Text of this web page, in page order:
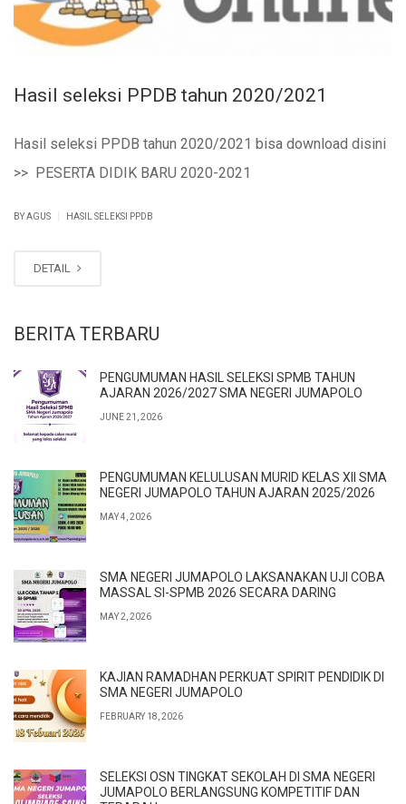
Hasil seleksi PPDB tahun 2020/2021
Hasil seleksi PPDB tahun 2020/2021 bisa download disini
>> PESERTA DIDIK BARU 2020-2021
BY AGUS HASIL SELEKSI PPDB
DETAIL
BERITA TERBARU
PENGUMUMAN HASIL SELEKSI SPMB TAHUN
AJARAN 2026/2027 SMA NEGERI JUMAPOLO
JUNE 21, 2026
PENGUMUMAN KELULUSAN MURID KELAS XII SMA
NEGERI JUMAPOLO TAHUN AJARAN 2025/2026
MAY 4, 2026
SMA NEGERI JUMAPOLO LAKSANAKAN UJI COBA
MASSAL SI-SPMB 2026 SECARA DARING
MAY 2, 2026
KAJIAN RAMADHAN PERKUAT SPIRIT PENDIDIK DI
SMA NEGERI JUMAPOLO
FEBRUARY 18, 2026
SELEKSI OSN TINGKAT SEKOLAH DI SMA NEGERI
JUMAPOLO BERLANGSUNG KOMPETITIF DAN